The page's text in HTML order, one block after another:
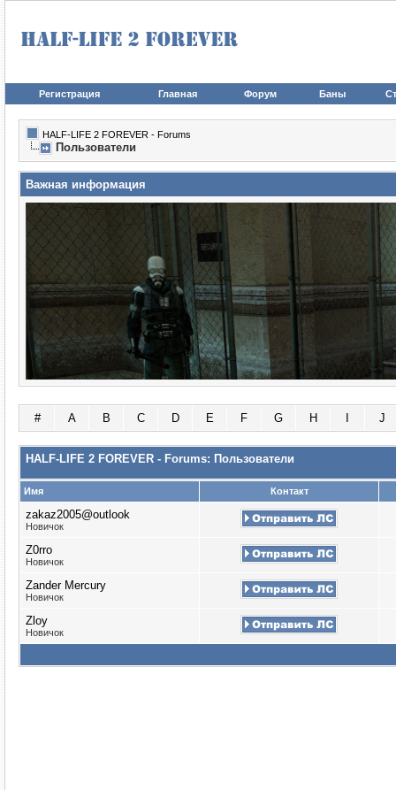
Регистрация Главная Форум Баны
HALF-LIFE 2 FOREVER - Forums
Пользователи
Важная информация
# A B C D E F G H J
HALF-LIFE 2 FOREVER - Forums: Пользователи
Имя Контакт
zakaz2005@outlook
Новичок
Z0rro
Новичок
Zander Mercury
Новичок
Zloy
Новичок